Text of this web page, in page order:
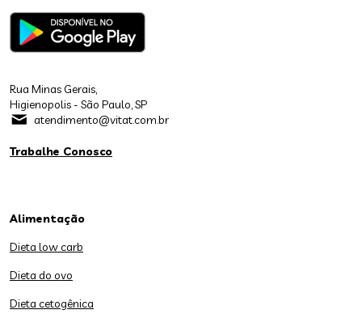
Rua Minas Gerais,
Higienopolis - São Paulo, SP
atendimento@vitat.com.br
Trabalhe Conosco
Alimentação
Dieta low carb
Dieta do ovo
Dieta cetogênica